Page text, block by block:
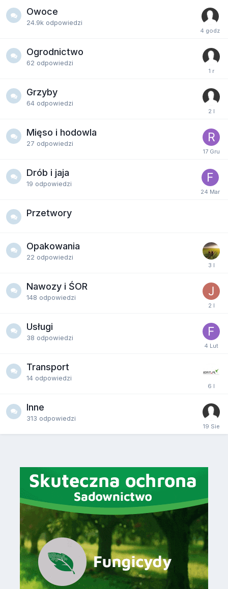
Owoce
24.9k odpowiedzi
Ogrodnictwo
62 odpowiedzi
Grzyby
64 odpowiedzi
Mięso i hodowla
27 odpowiedzi
Drób i jaja
19 odpowiedzi
Przetwory
Opakowania
22 odpowiedzi
Nawozy i ŚOR
148 odpowiedzi
Usługi
38 odpowiedzi
Transport
14 odpowiedzi
Inne
313 odpowiedzi